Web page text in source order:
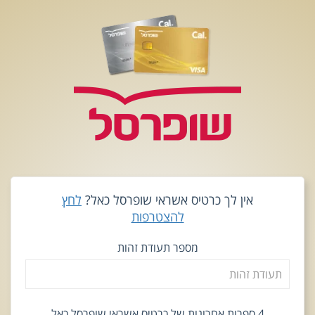
אין לך כרטיס אשראי שופרסל כאל? לחץ
להצטרפות
מספר תעודת זהות